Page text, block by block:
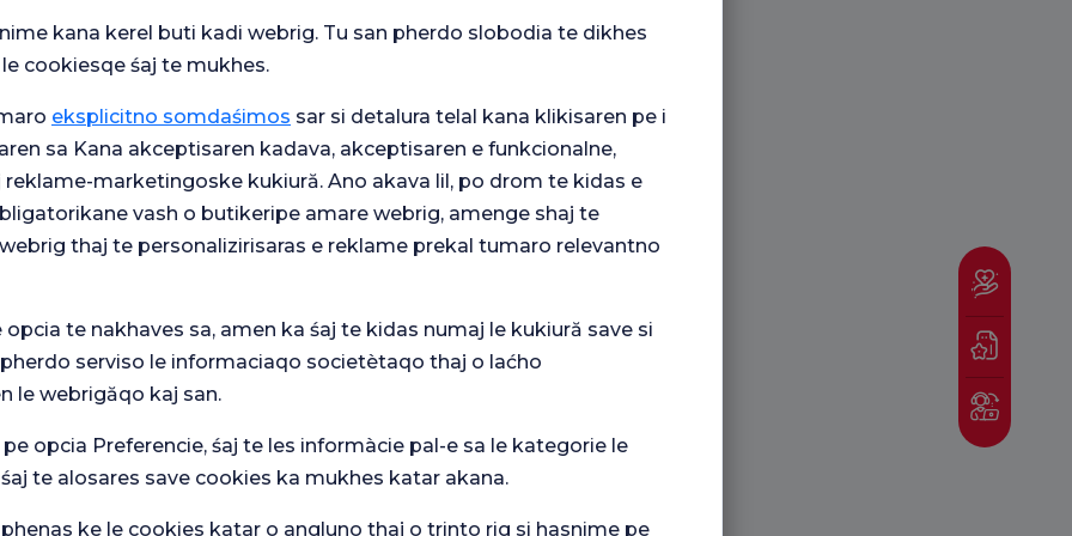
deteriora țesuturile sănătoase din
acuratețea diagnosticului,
mare. Această caracteristică este
leziunilor dificil de detectat
sub anestezie locală și se
lucru oferă un proces mai
vedere fizic, cât și psihologic.
repetările inutile ale biopsiilor și
în planificarea tratamentului.
în sănătatea sânilor oferă opțiuni
fiecare pacientă folosind
recentă tehnologie în procesul
pacienților noștri o experiență
și suntem aici pentru a vă
kana kerel buti kadi webrig. Tu san pherdo slobodia te dikhes
cookiesqe śaj te mukhes.
eksplicitno somdaśimos sar si detalura telal kana klikisaren pe i
sa Kana akceptisaren kadava, akceptisaren e funkcionalne,
marketingoske kukiură. Ano akava lil, po drom te kidas e
vash o butikeripe amare webrig, amenge shaj te
thaj te personalizirisaras e reklame prekal tumaro relevantno
opcia te nakhaves sa, amen ka śaj te kidas numaj le kukiură save si
serviso le informaciaqo societètaqo thaj o laćho
le webrigăqo kaj san.
opcia Preferencie, śaj te les informàcie pal-e sa le kategorie le
te alosares save cookies ka mukhes katar akana.
ke le cookies katar o angluno thaj o trinto rig si hasnime pe